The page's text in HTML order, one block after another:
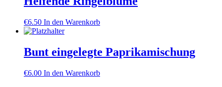
€6.50 In den Warenkorb
Bunt eingelegte Paprikamischung
€6.00 In den Warenkorb